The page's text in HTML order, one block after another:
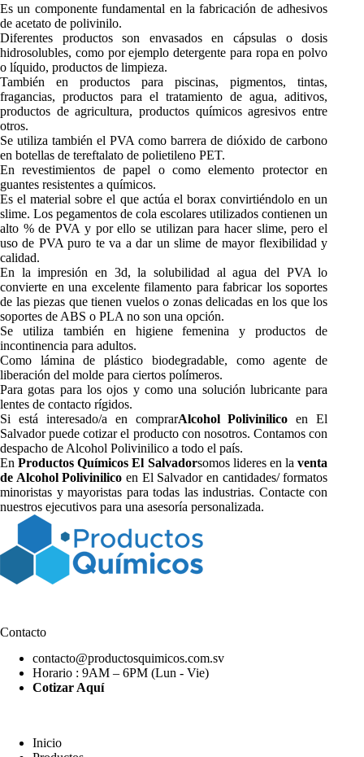
Es un componente fundamental en la fabricación de adhesivos
de acetato de polivinilo.
Diferentes productos son envasados en cápsulas o dosis
hidrosolubles, como por ejemplo detergente para ropa en polvo
o líquido, productos de limpieza.
También en productos para piscinas, pigmentos, tintas,
fragancias, productos para el tratamiento de agua, aditivos,
productos de agricultura, productos químicos agresivos entre
otros.
Se utiliza también el PVA como barrera de dióxido de carbono
en botellas de tereftalato de polietileno PET.
En revestimientos de papel o como elemento protector en
guantes resistentes a químicos.
Es el material sobre el que actúa el borax convirtiéndolo en un
slime. Los pegamentos de cola escolares utilizados contienen un
alto % de PVA y por ello se utilizan para hacer slime, pero el
uso de PVA puro te va a dar un slime de mayor flexibilidad y
calidad.
En la impresión en 3d, la solubilidad al agua del PVA lo
convierte en una excelente filamento para fabricar los soportes
de las piezas que tienen vuelos o zonas delicadas en los que los
soportes de ABS o PLA no son una opción.
Se utiliza también en higiene femenina y productos de
incontinencia para adultos.
Como lámina de plástico biodegradable, como agente de
liberación del molde para ciertos polímeros.
Para gotas para los ojos y como una solución lubricante para
lentes de contacto rígidos.
Si está interesado/a en comprarAlcohol Polivinilico en El
Salvador puede cotizar el producto con nosotros. Contamos con
despacho de Alcohol Polivinilico a todo el país.
EnProductos Químicos El Salvadorsomos lideres en laventa
de Alcohol Polivinilico en El Salvador en cantidades/ formatos
minoristas y mayoristas para todas las industrias. Contacte con
nuestros ejecutivos para una asesoría personalizada.
Contacto
contacto@productosquimicos.com.sv
Horario : 9AM – 6PM (Lun - Vie)
Cotizar Aquí
Inicio